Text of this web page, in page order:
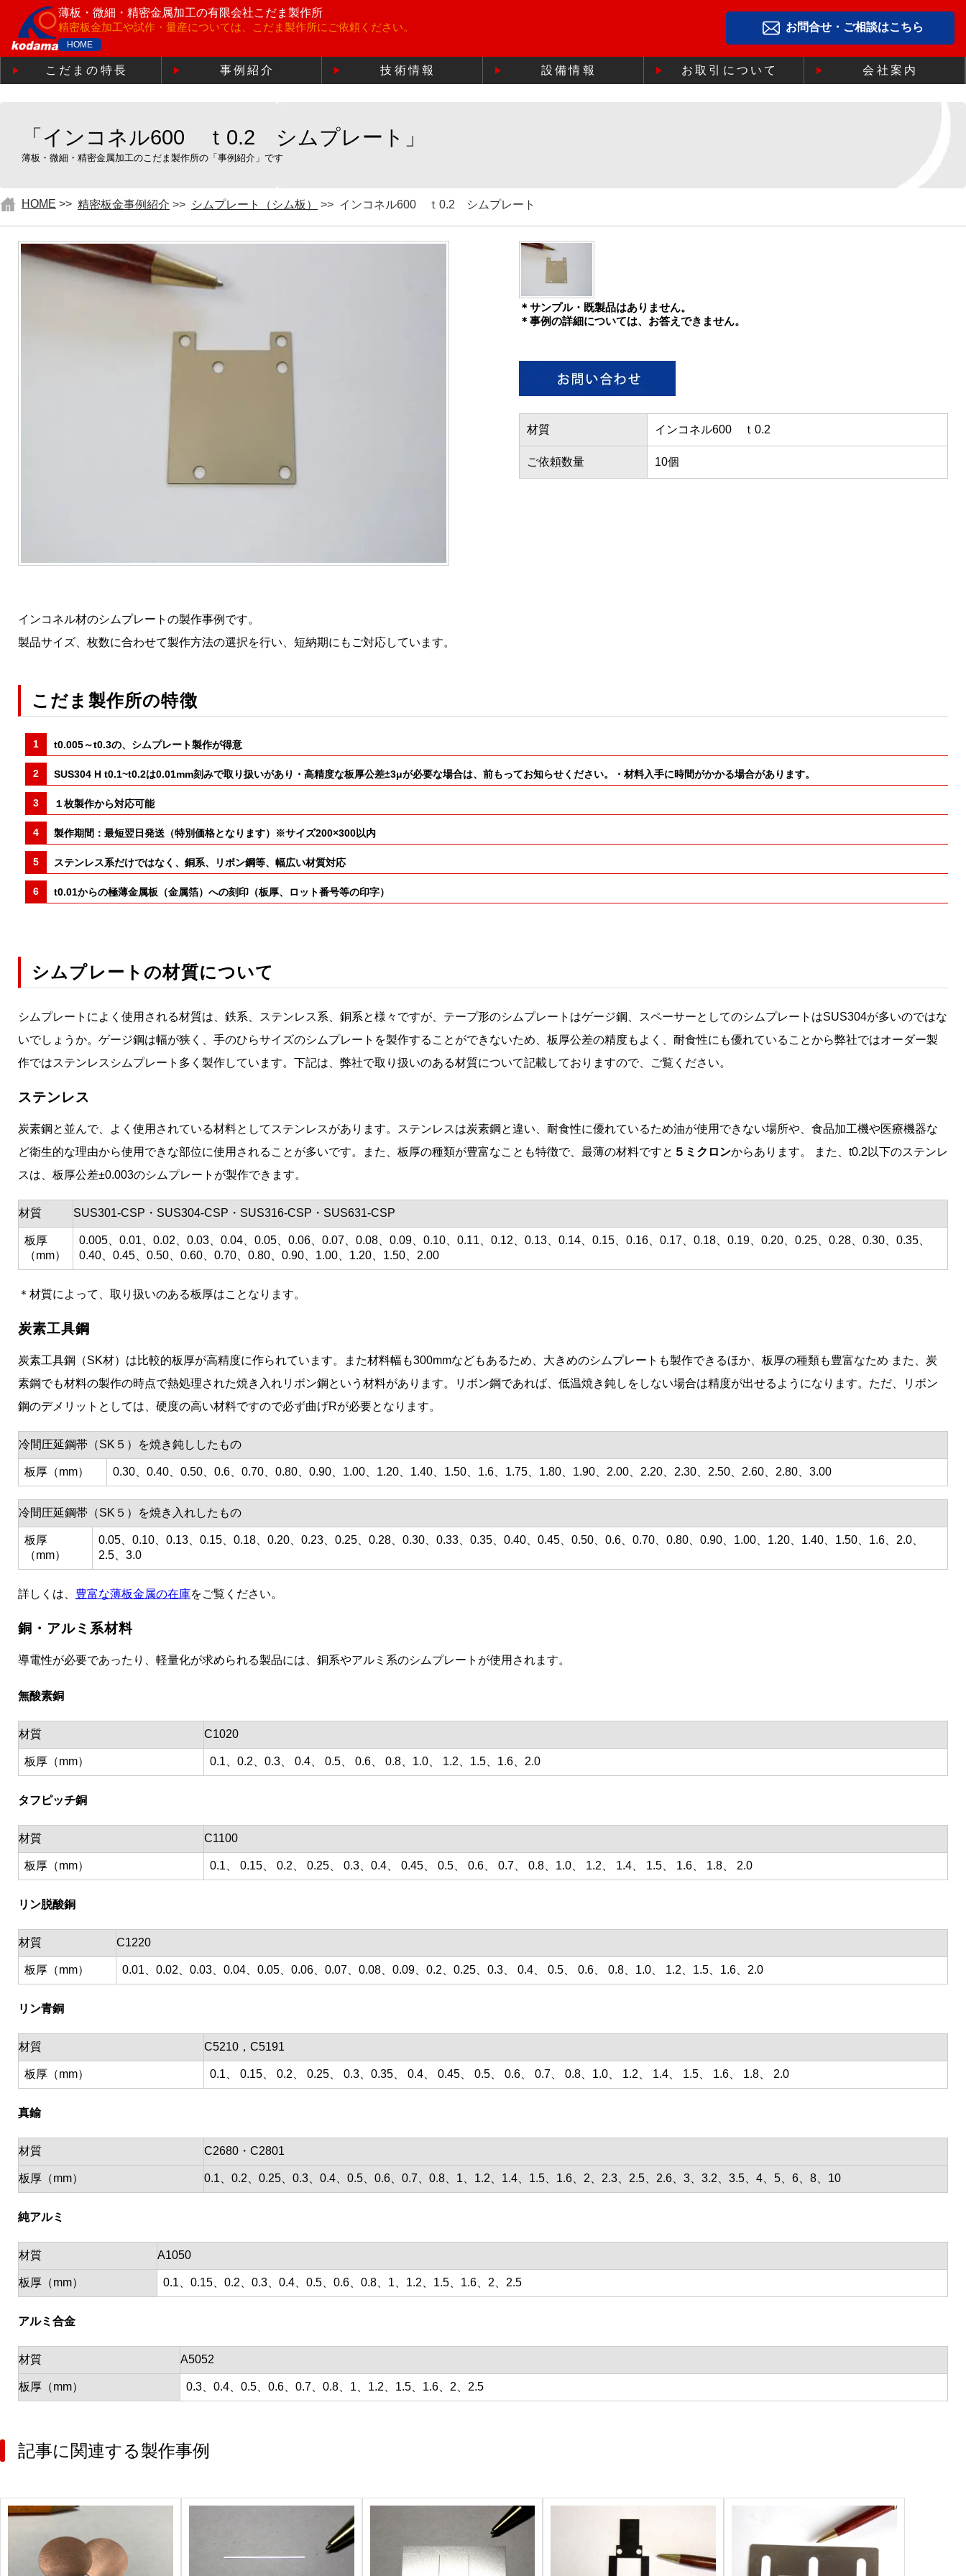
薄板・微細・精密金属加工の有限会社こだま製作所
精密板金加工や試作・量産については、こだま製作所にご依頼ください。
HOME
お問合せ・ご相談はこちら
こだまの特長 事例紹介 技術情報 設備情報 お取引について 会社案内
「インコネル600 ｔ0.2 シムプレート」
薄板・微細・精密金属加工のこだま製作所の「事例紹介」です
HOME >> 精密板金事例紹介 >> シムプレート（シム板） >> インコネル600 ｔ0.2 シムプレート
＊サンプル・既製品はありません。
＊事例の詳細については、お答えできません。
材質 インコネル600 ｔ0.2
ご依頼数量 10個
インコネル材のシムプレートの製作事例です。
製品サイズ、枚数に合わせて製作方法の選択を行い、短納期にもご対応しています。
こだま製作所の特徴
t0.005～t0.3の、シムプレート製作が得意
SUS304 H t0.1~t0.2は0.01mm刻みで取り扱いがあり・高精度な板厚公差±3μが必要な場合は、前もってお知らせください。・材料入手に時間がかかる場合があります。
１枚製作から対応可能
製作期間：最短翌日発送（特別価格となります）※サイズ200×300以内
ステンレス系だけではなく、銅系、リボン鋼等、幅広い材質対応
t0.01からの極薄金属板（金属箔）への刻印（板厚、ロット番号等の印字）
シムプレートの材質について
シムプレートによく使用される材質は、鉄系、ステンレス系、銅系と様々ですが、テープ形のシムプレートはゲージ鋼、スペーサーとしてのシムプレートはSUS304が多いのではな
いでしょうか。ゲージ鋼は幅が狭く、手のひらサイズのシムプレートを製作することができないため、板厚公差の精度もよく、耐食性にも優れていることから弊社ではオーダー製
作ではステンレスシムプレート多く製作しています。下記は、弊社で取り扱いのある材質について記載しておりますので、ご覧ください。
ステンレス
炭素鋼と並んで、よく使用されている材料としてステンレスがあります。ステンレスは炭素鋼と違い、耐食性に優れているため油が使用できない場所や、食品加工機や医療機器な
ど衛生的な理由から使用できな部位に使用されることが多いです。また、板厚の種類が豊富なことも特徴で、最薄の材料ですと ５ミクロンからあります。 また、t0.2以下のステンレ
スは、板厚公差±0.003のシムプレートが製作できます。
材質 SUS301-CSP・SUS304-CSP・SUS316-CSP・SUS631-CSP
板厚
（mm）
0.005、0.01、0.02、0.03、0.04、0.05、0.06、0.07、0.08、0.09、0.10、0.11、0.12、0.13、0.14、0.15、0.16、0.17、0.18、0.19、0.20、0.25、0.28、0.30、0.35、
0.40、0.45、0.50、0.60、0.70、0.80、0.90、1.00、1.20、1.50、2.00
＊材質によって、取り扱いのある板厚はことなります。
炭素工具鋼
炭素工具鋼（SK材）は比較的板厚が高精度に作られています。また材料幅も300mmなどもあるため、大きめのシムプレートも製作できるほか、板厚の種類も豊富なため また、炭
素鋼でも材料の製作の時点で熱処理された焼き入れリボン鋼という材料があります。リボン鋼であれば、低温焼き鈍しをしない場合は精度が出せるようになります。ただ、リボン
鋼のデメリットとしては、硬度の高い材料ですので必ず曲げRが必要となります。
冷間圧延鋼帯（SK５）を焼き鈍ししたもの
板厚（mm） 0.30、0.40、0.50、0.6、0.70、0.80、0.90、1.00、1.20、1.40、1.50、1.6、1.75、1.80、1.90、2.00、2.20、2.30、2.50、2.60、2.80、3.00
冷間圧延鋼帯（SK５）を焼き入れしたもの
板厚
（mm）
0.05、0.10、0.13、0.15、0.18、0.20、0.23、0.25、0.28、0.30、0.33、0.35、0.40、0.45、0.50、0.6、0.70、0.80、0.90、1.00、1.20、1.40、1.50、1.6、2.0、
2.5、3.0
詳しくは、 豊富な薄板金属の在庫をご覧ください。
銅・アルミ系材料
導電性が必要であったり、軽量化が求められる製品には、銅系やアルミ系のシムプレートが使用されます。
無酸素銅
材質 C1020
板厚（mm） 0.1、0.2、0.3、 0.4、 0.5、 0.6、 0.8、1.0、 1.2、1.5、1.6、2.0
タフピッチ銅
材質 C1100
板厚（mm） 0.1、 0.15、 0.2、 0.25、 0.3、0.4、 0.45、 0.5、 0.6、 0.7、 0.8、1.0、 1.2、 1.4、 1.5、 1.6、 1.8、 2.0
リン脱酸銅
材質 C1220
板厚（mm） 0.01、0.02、0.03、0.04、0.05、0.06、0.07、0.08、0.09、0.2、0.25、0.3、 0.4、 0.5、 0.6、 0.8、1.0、 1.2、1.5、1.6、2.0
リン青銅
材質 C5210，C5191
板厚（mm） 0.1、 0.15、 0.2、 0.25、 0.3、0.35、 0.4、 0.45、 0.5、 0.6、 0.7、 0.8、1.0、 1.2、 1.4、 1.5、 1.6、 1.8、 2.0
真鍮
材質 C2680・C2801
板厚（mm） 0.1、0.2、0.25、0.3、0.4、0.5、0.6、0.7、0.8、1、1.2、1.4、1.5、1.6、2、2.3、2.5、2.6、3、3.2、3.5、4、5、6、8、10
純アルミ
材質 A1050
板厚（mm） 0.1、0.15、0.2、0.3、0.4、0.5、0.6、0.8、1、1.2、1.5、1.6、2、2.5
アルミ合金
材質 A5052
板厚（mm） 0.3、0.4、0.5、0.6、0.7、0.8、1、1.2、1.5、1.6、2、2.5
記事に関連する製作事例